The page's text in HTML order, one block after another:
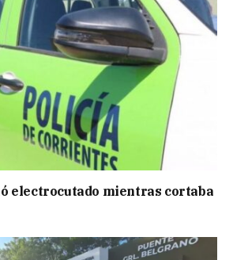
electrocutado mientras cortaba